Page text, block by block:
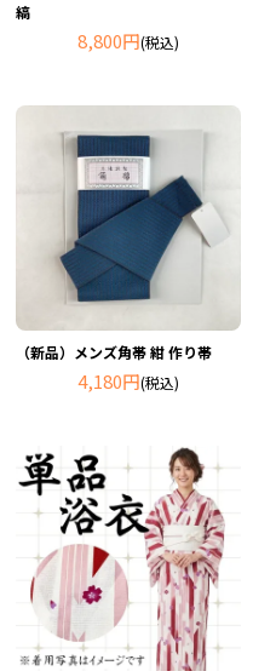
縞
8,800円(税込)
（新品）メンズ角帯 紺 作り帯
4,180円(税込)